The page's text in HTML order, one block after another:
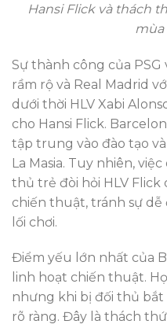
Hansi Flick và thách
mùa
Sự thành công của
rầm rộ và Real Madrid
dưới thời HLV Xabi
cho Hansi Flick.
tập trung vào đào tạo
La Masia. Tuy nhiên,
thủ trẻ đòi hỏi HLV Flick
chiến thuật, tránh sự
lối chơi.
Điểm yếu lớn nhất của
linh hoạt chiến thuật.
nhưng khi bị đối thủ bắt
rõ ràng. Đây là thách